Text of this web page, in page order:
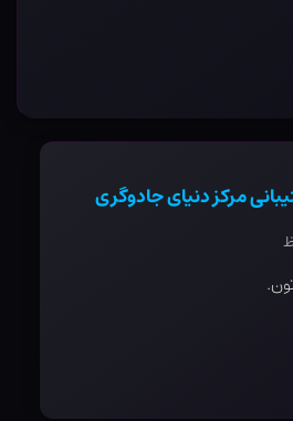
مرکز دنیای جادوگری